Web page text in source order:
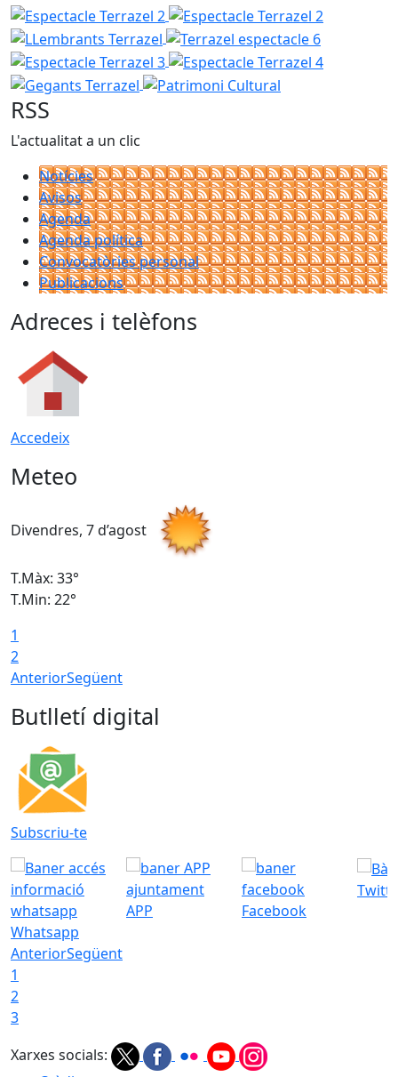
Espectacle Terrazel 2 Espectacle Terrazel 2
Terrazel espectacle 6
Espectacle
Espectacle Terrazel 4
Gegants
Patrimoni Cultural
RSS
L'actualitat a un clic
Notícies
Avisos
Agenda
Agenda política
Convocatòries personal
Publicacions
Adreces i telèfons
Accedeix
Meteo
Divendres, 7 d’agost
T.Màx: 33°
T.Min: 22°
1
2
AnteriorSegüent
Butlletí digital
Subscriu-te
Whatsapp
APP Facebook
AnteriorSegüent
1
2
3
Xarxes socials: